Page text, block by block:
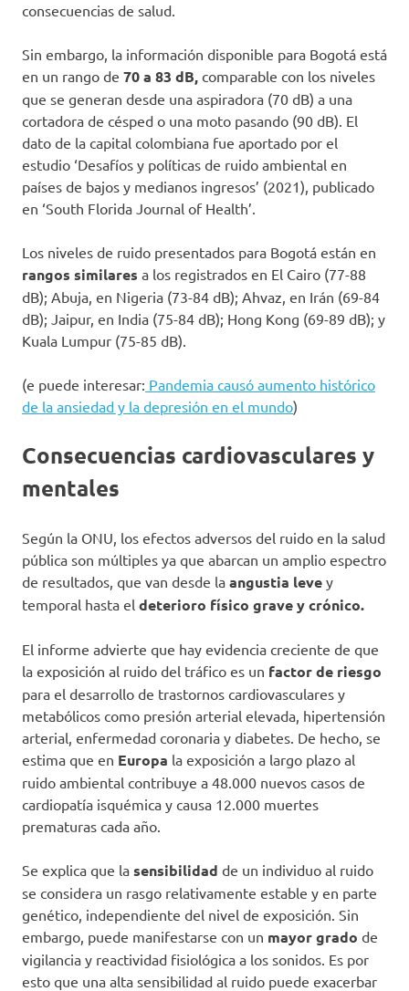
consecuencias de salud.
Sin embargo, la información disponible para Bogotá está
en un rango de 70 a 83 dB, comparable con los niveles
que se generan desde una aspiradora (70 dB) a una
cortadora de césped o una moto pasando (90 dB). El
dato de la capital colombiana fue aportado por el
estudio ‘Desafíos y políticas de ruido ambiental en
países de bajos y medianos ingresos’ (2021), publicado
en ‘South Florida Journal of Health’.
Los niveles de ruido presentados para Bogotá están en
rangos similares a los registrados en El Cairo (77-88
dB); Abuja, en Nigeria (73-84 dB); Ahvaz, en Irán (69-84
dB); Jaipur, en India (75-84 dB); Hong Kong (69-89 dB); y
Kuala Lumpur (75-85 dB).
(e puede interesar: Pandemia causó aumento histórico
de la ansiedad y la depresión en el mundo)
Consecuencias cardiovasculares y
mentales
Según la ONU, los efectos adversos del ruido en la salud
pública son múltiples ya que abarcan un amplio espectro
de resultados, que van desde la angustia leve y
temporal hasta el deterioro físico grave y crónico.
El informe advierte que hay evidencia creciente de que
la exposición al ruido del tráfico es un factor de riesgo
para el desarrollo de trastornos cardiovasculares y
metabólicos como presión arterial elevada, hipertensión
arterial, enfermedad coronaria y diabetes. De hecho, se
estima que en Europa la exposición a largo plazo al
ruido ambiental contribuye a 48.000 nuevos casos de
cardiopatía isquémica y causa 12.000 muertes
prematuras cada año.
Se explica que la sensibilidad de un individuo al ruido
se considera un rasgo relativamente estable y en parte
genético, independiente del nivel de exposición. Sin
embargo, puede manifestarse con un mayor grado de
vigilancia y reactividad fisiológica a los sonidos. Es por
esto que una alta sensibilidad al ruido puede exacerbar